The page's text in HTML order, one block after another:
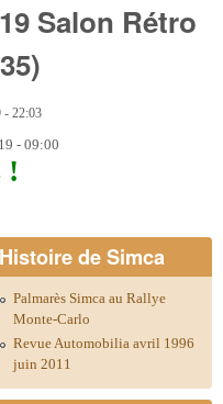
Salon Rétro
- 22:03
- 09:00
Histoire de Simca
Palmarès Simca au Rallye
Monte-Carlo
Revue Automobilia avril 1996
juin 2011